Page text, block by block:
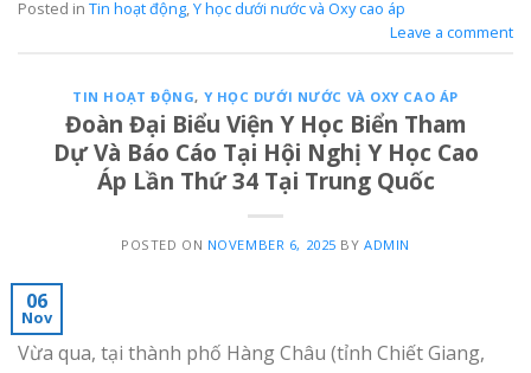
Posted in Tin hoạt động,Y học dưới nước và Oxy cao áp
Leave a comment
TIN HOẠT ĐỘNG, Y HỌC DƯỚI NƯỚC VÀ OXY CAO ÁP
Đoàn Đại Biểu Viện Y Học Biển Tham
Dự Và Báo Cáo Tại Hội Nghị Y Học Cao
Áp Lần Thứ 34 Tại Trung Quốc
POSTED ON NOVEMBER 6, 2025 BY ADMIN
06
Nov
Vừa qua, tại thành phố Hàng Châu (tỉnh Chiết Giang,